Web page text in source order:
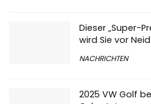
wird Sie vor